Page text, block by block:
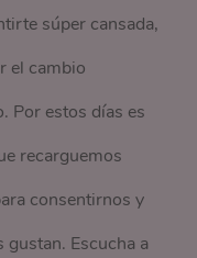
súper cansada,
el cambio
Por estos días es
recarguemos
consentirnos y
gustan. Escucha a